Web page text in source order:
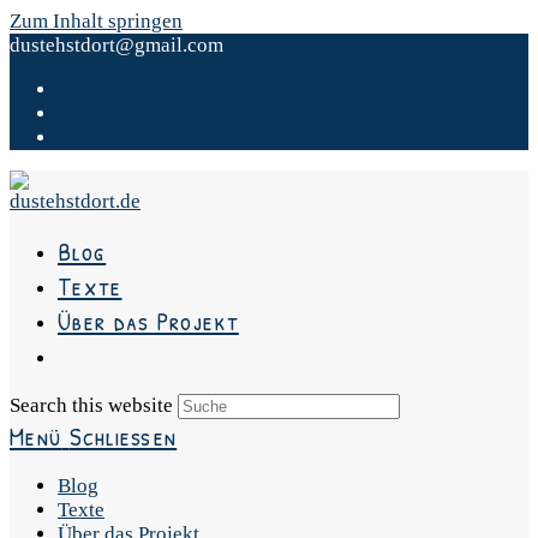
Zum Inhalt springen
dustehstdort@gmail.com
Blog
Texte
Über das Projekt
Search this website
Menü Schließen
Blog
Texte